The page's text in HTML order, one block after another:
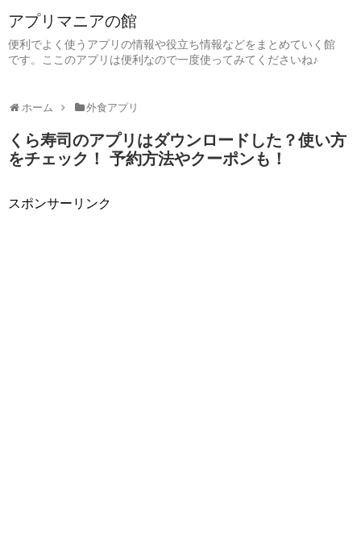
アプリマニアの館
便利でよく使うアプリの情報や役立ち情報などをまとめていく館
です。ここのアプリは便利なので一度使ってみてくださいね♪
ホーム 外食アプリ
くら寿司のアプリはダウンロードした？使い方
をチェック！ 予約方法やクーポンも！
スポンサーリンク